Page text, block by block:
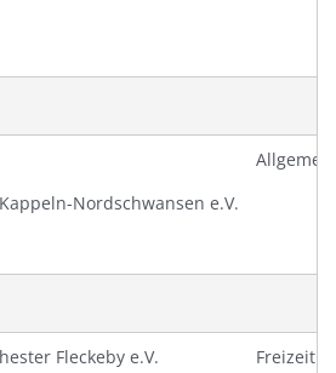
Nordschwansen e.V.
Allgemein
Fleckeby e.V. Freizeit